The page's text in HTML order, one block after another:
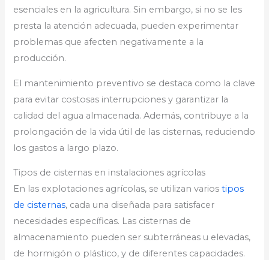
esenciales en la agricultura. Sin embargo, si no se les
presta la atención adecuada, pueden experimentar
problemas que afecten negativamente a la
producción.
El mantenimiento preventivo se destaca como la clave
para evitar costosas interrupciones y garantizar la
calidad del agua almacenada. Además, contribuye a la
prolongación de la vida útil de las cisternas, reduciendo
los gastos a largo plazo.
Tipos de cisternas en instalaciones agrícolas
En las explotaciones agrícolas, se utilizan variostipos
de cisternas, cada una diseñada para satisfacer
necesidades específicas. Las cisternas de
almacenamiento pueden ser subterráneas u elevadas,
de hormigón o plástico, y de diferentes capacidades.